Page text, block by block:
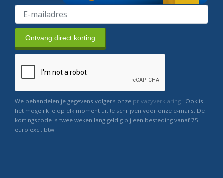
Ontvang direct korting
We behandelen je gegevens volgens onze privacyverklaring . Ook is
het mogelijk je op elk moment uit te schrijven voor onze e-mails. De
kortingscode is twee weken lang geldig bij een besteding vanaf 75
euro excl. btw.